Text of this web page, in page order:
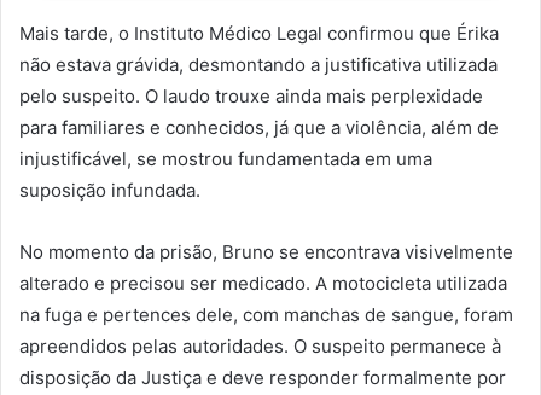
Mais tarde, o Instituto Médico Legal confirmou que Érika
não estava grávida, desmontando a justificativa utilizada
pelo suspeito. O laudo trouxe ainda mais perplexidade
para familiares e conhecidos, já que a violência, além de
injustificável, se mostrou fundamentada em uma
suposição infundada.
No momento da prisão, Bruno se encontrava visivelmente
alterado e precisou ser medicado. A motocicleta utilizada
na fuga e pertences dele, com manchas de sangue, foram
apreendidos pelas autoridades. O suspeito permanece à
disposição da Justiça e deve responder formalmente por